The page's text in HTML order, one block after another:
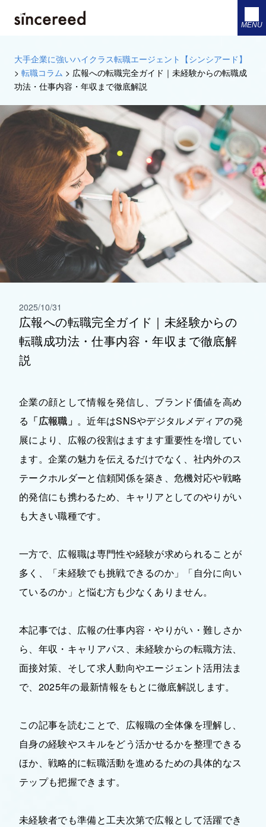
MENU
大手企業に強いハイクラス転職エージェント【シンシアード】
> 転職コラム > 広報への転職完全ガイド｜未経験からの転職成
功法・仕事内容・年収まで徹底解説
2025/10/31
広報への転職完全ガイド｜未経験からの
転職成功法・仕事内容・年収まで徹底解
説
企業の顔として情報を発信し、ブランド価値を高め
る 「広報職」 。近年はSNSやデジタルメディアの発
展により、広報の役割はますます重要性を増してい
ます。企業の魅力を伝えるだけでなく、社内外のス
テークホルダーと信頼関係を築き、危機対応や戦略
的発信にも携わるため、キャリアとしてのやりがい
も大きい職種です。
一方で、広報職は専門性や経験が求められることが
多く、「未経験でも挑戦できるのか」「自分に向い
ているのか」と悩む方も少なくありません。
本記事では、広報の仕事内容・やりがい・難しさか
ら、年収・キャリアパス、未経験からの転職方法、
面接対策、そして求人動向やエージェント活用法ま
で、2025年の最新情報をもとに徹底解説します。
この記事を読むことで、広報職の全体像を理解し、
自身の経験やスキルをどう活かせるかを整理できる
ほか、戦略的に転職活動を進めるための具体的なス
テップも把握できます。
未経験者でも準備と工夫次第で広報として活躍でき